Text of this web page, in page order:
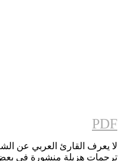
PDF
لا يعرف القارئ العربي عن
ترجمات هزيلة منشورة في